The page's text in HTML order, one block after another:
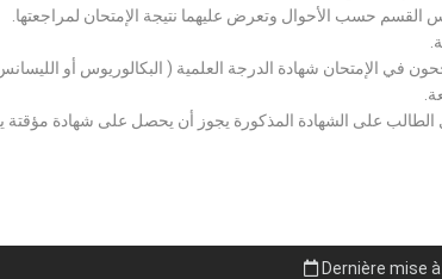
حسب الأحوال وتعرض عليهما نتيجة الإمتحان لمراجعتها.
في الإمتحان شهادة الدرجة العلمية ( البكالوريوس أو الليسانس
على الشهادة المذكورة يجوز أن يحصل على شهادة مؤقتة
Dernière mise à